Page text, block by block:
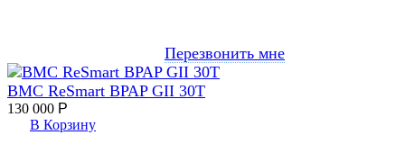
Перезвонить мне
BMC ReSmart BPAP GII 30T
130 000 Р
В Корзину